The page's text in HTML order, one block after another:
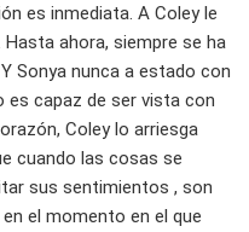
es inmediata. A Coley le
ahora, siempre se ha
Sonya nunca a estado con
es capaz de ser vista con
Coley lo arriesga
cuando las cosas se
sus sentimientos , son
el momento en el que